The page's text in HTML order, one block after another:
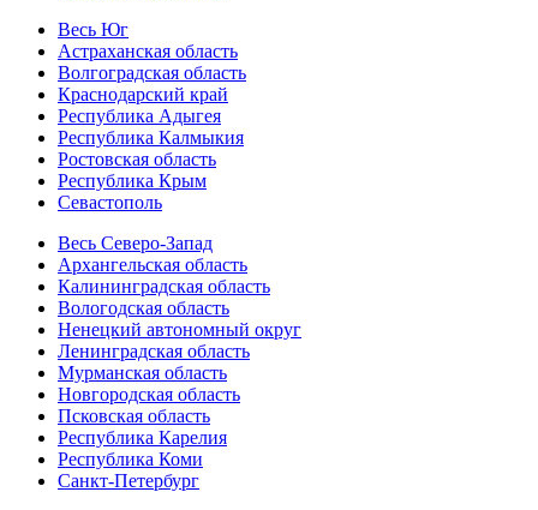
Весь Юг
Астраханская область
Волгоградская область
Краснодарский край
Республика Адыгея
Республика Калмыкия
Ростовская область
Республика Крым
Севастополь
Весь Северо-Запад
Архангельская область
Калининградская область
Вологодская область
Ненецкий автономный округ
Ленинградская область
Мурманская область
Новгородская область
Псковская область
Республика Карелия
Республика Коми
Санкт-Петербург